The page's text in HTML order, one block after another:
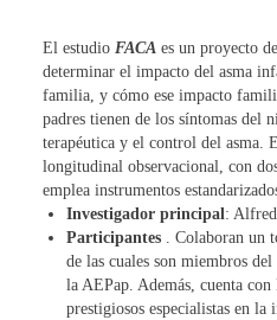
El estudio FACAes un proyecto
determinar el impacto del asma
familia, y cómo ese impacto
padres tienen de los síntomas del
terapéutica y el control del asma.
longitudinal observacional, con
emplea instrumentos
Investigador principal:
Participantes . Colaboran un
de las cuales son miembros
la AEPap. Además, cuenta
prestigiosos especialistas en la